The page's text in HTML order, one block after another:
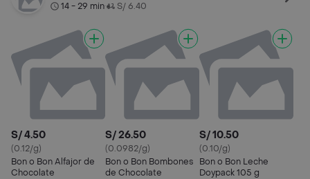
14 - 29 min• S/ 6.40
S/ 4.50
(0.12/g)
Bon o Bon Alfajor de
Chocolate
S/ 26.50
(0.0982/g)
Bon o Bon Bombones
de Chocolate
S/ 10.50
(0.10/g)
Bon o Bon Leche
Doypack 105 g